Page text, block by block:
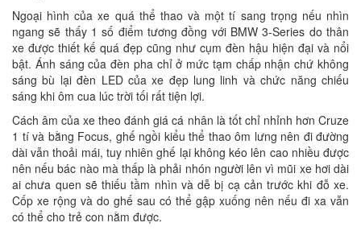
Ngoại hình của xe quá thể thao và một tí sang trọng nếu nhìn
ngang sẽ thấy 1 số điểm tương đồng với BMW 3-Series do thân
xe được thiết kế quá đẹp cũng như cụm đèn hậu hiện đại và nổi
bật. Ánh sáng của đèn pha chỉ ở mức tạm chấp nhận chứ không
sáng bù lại đèn LED của xe đẹp lung linh và chức năng chiếu
sáng khi ôm cua lúc trời tối rất tiện lợi.
Cách âm của xe theo đánh giá cá nhân là tốt chỉ nhỉnh hơn Cruze
1 tí và bằng Focus, ghế ngồi kiểu thể thao ôm lưng nên đi đường
dài vẫn thoải mái, tuy nhiên ghế lại không kéo lên cao nhiều được
nên nếu bác nào mà thấp là phải nhón người lên vì mũi xe hơi dài
ai chưa quen sẽ thiếu tầm nhìn và dễ bị cạ cản trước khi đỗ xe.
Cốp xe rộng và do ghế sau có thể gập xuống nên nếu đi xa vẫn
có thể cho trẻ con nằm được.